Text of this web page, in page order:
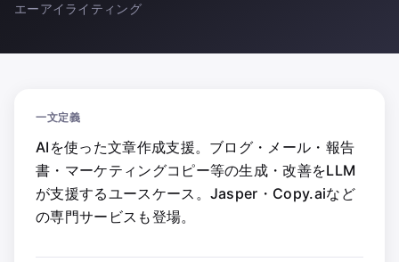
エーアイライティング
一文定義
AIを使った文章作成支援。ブログ・メール・報告
書・マーケティングコピー等の生成・改善をLLM
が支援するユースケース。Jasper・Copy.aiなど
の専門サービスも登場。